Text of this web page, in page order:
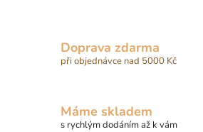
Doprava zdarma
při objednávce nad 5000 Kč
Máme skladem
s rychlým dodáním až k vám